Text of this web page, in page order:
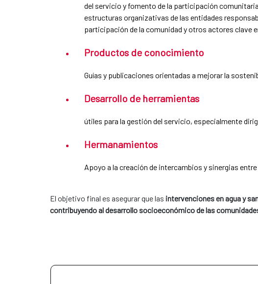
del servicio y fomento de la participación
estructuras organizativas de las entidades
participación de la comunidad y otros actores clave
Productos de conocimiento
Guías y publicaciones orientadas a mejorar la
Desarrollo de herramientas
útiles para la gestión del servicio, especialmente
Hermanamientos
Apoyo a la creación de intercambios y sinergias
El objetivo final es asegurar que las intervenciones en agua y
contribuyendo al desarrollo socioeconómico de las